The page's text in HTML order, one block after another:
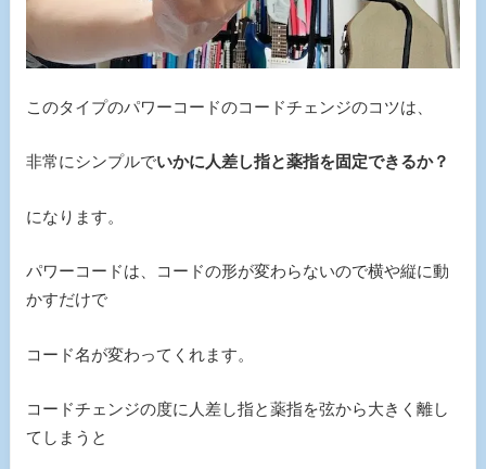
このタイプのパワーコードのコードチェンジのコツは、
非常にシンプルでいかに人差し指と薬指を固定できるか？
になります。
パワーコードは、コードの形が変わらないので横や縦に動
かすだけで
コード名が変わってくれます。
コードチェンジの度に人差し指と薬指を弦から大きく離し
てしまうと